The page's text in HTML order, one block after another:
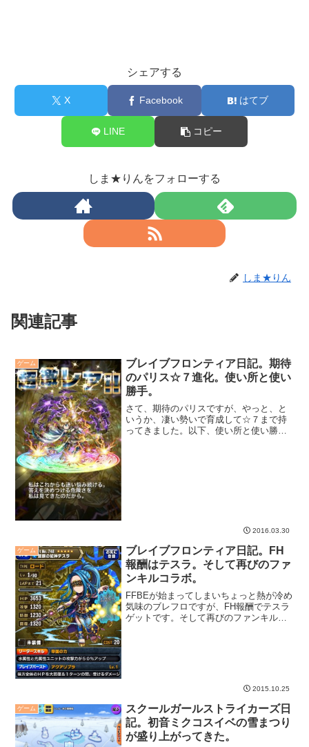
シェアする
X Facebook はてブ
LINE コピー
しま★りんをフォローする
しま★りん
関連記事
ゲーム
ブレイブフロンティア日記。期待
のパリス☆７進化。使い所と使い
勝手。
さて、期待のパリスですが、やっと、と
いうか、凄い勢いで育成して☆７まで持
ってきました。以下、使い所と使い勝手
2016.03.30
ゲーム
ブレイブフロンティア日記。FH
報酬はテスラ。そして再びのファ
ンキルコラボ。
FFBEが始まってしまいちょっと熱が冷め
気味のブレフロですが、FH報酬でテスラ
ゲットです。そして再びのファンキルコ
2015.10.25
ゲーム
スクールガールストライカーズ日
記。初音ミクコスイベの雪まつり
が盛り上がってきた。